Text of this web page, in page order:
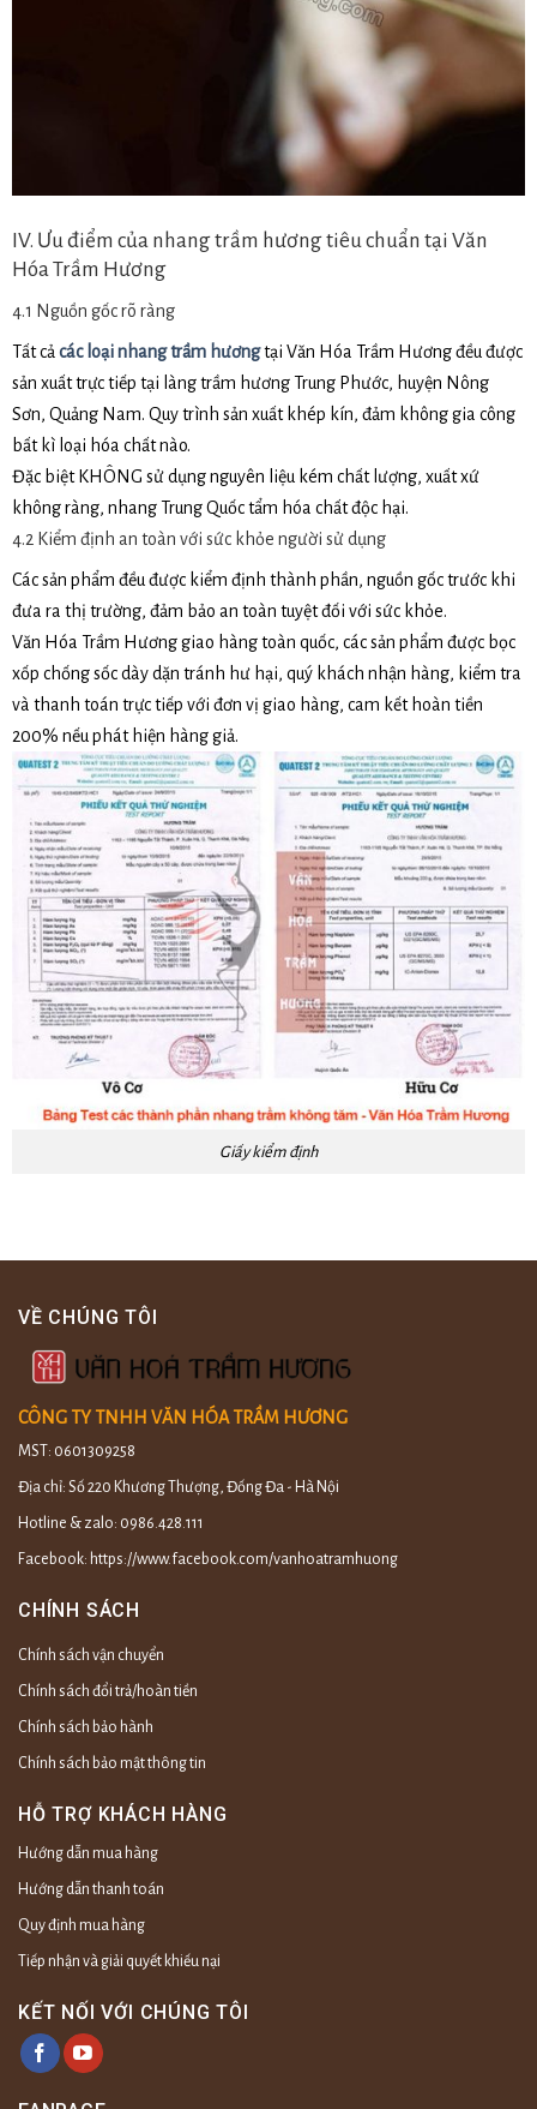
IV. Ưu điểm của nhang trầm hương tiêu chuẩn tại Văn
Hóa Trầm Hương
4.1 Nguồn gốc rõ ràng
Tất cảcác loại nhang trầm hươngtại Văn Hóa Trầm Hương đều được
sản xuất trực tiếp tại làng trầm hương Trung Phước, huyện Nông
Sơn, Quảng Nam. Quy trình sản xuất khép kín, đảm không gia công
bất kì loại hóa chất nào.
Đặc biệt KHÔNG sử dụng nguyên liệu kém chất lượng, xuất xứ
không ràng, nhang Trung Quốc tẩm hóa chất độc hại.
4.2 Kiểm định an toàn với sức khỏe người sử dụng
Các sản phẩm đều được kiểm định thành phần, nguồn gốc trước khi
đưa ra thị trường, đảm bảo an toàn tuyệt đối với sức khỏe.
Văn Hóa Trầm Hương giao hàng toàn quốc, các sản phẩm được bọc
xốp chống sốc dày dặn tránh hư hại, quý khách nhận hàng, kiểm tra
và thanh toán trực tiếp với đơn vị giao hàng, cam kết hoàn tiền
200% nếu phát hiện hàng giả.
Giấy kiểm định
VỀ CHÚNG TÔI
CÔNG TY TNHH VĂN HÓA TRẦM HƯƠNG
MST: 0601309258
Địa chỉ: Số 220 Khương Thượng, Đống Đa - Hà Nội
Hotline & zalo: 0986.428.111
Facebook: https://www.facebook.com/vanhoatramhuong
CHÍNH SÁCH
Chính sách vận chuyển
Chính sách đổi trả/hoàn tiền
Chính sách bảo hành
Chính sách bảo mật thông tin
HỖ TRỢ KHÁCH HÀNG
Hướng dẫn mua hàng
Hướng dẫn thanh toán
Quy định mua hàng
Tiếp nhận và giải quyết khiếu nại
KẾT NỐI VỚI CHÚNG TÔI